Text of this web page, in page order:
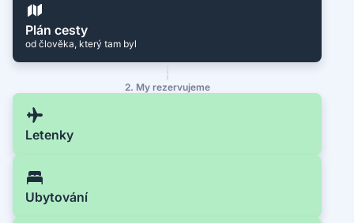
Plán cesty
od člověka, který tam byl
2. My rezervujeme
Letenky
Ubytování